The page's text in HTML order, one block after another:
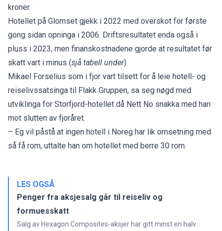
kroner.
Hotellet på Glomset gjekk i 2022 med overskot for første
gong sidan opninga i 2006. Driftsresultatet enda også i
pluss i 2023, men finanskostnadene gjorde at resultatet før
skatt vart i minus (sjå tabell under).
Mikael Forselius som i fjor vart tilsett for å leie hotell- og
reiselivssatsinga til Flakk Gruppen, sa seg nøgd med
utviklinga for Storfjord-hotellet då Nett No snakka med han
mot slutten av fjoråret.
– Eg vil påstå at ingen hotell i Noreg har lik omsetning med
så få rom, uttalte han om hotellet med berre 30 rom.
LES OGSÅ
Penger fra aksjesalg går til reiseliv og
formuesskatt
Salg av Hexagon Composites-aksjer har gitt minst en halv